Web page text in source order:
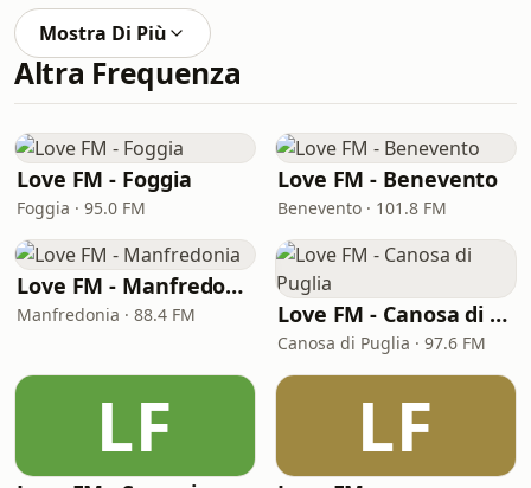
Mostra Di Più
Altra Frequenza
Love FM - Foggia
Foggia · 95.0 FM
Love FM - Benevento
Benevento · 101.8 FM
Love FM - Manfredonia
Manfredonia · 88.4 FM Love FM - Canosa di Puglia
Canosa di Puglia · 97.6 FM
LF LF